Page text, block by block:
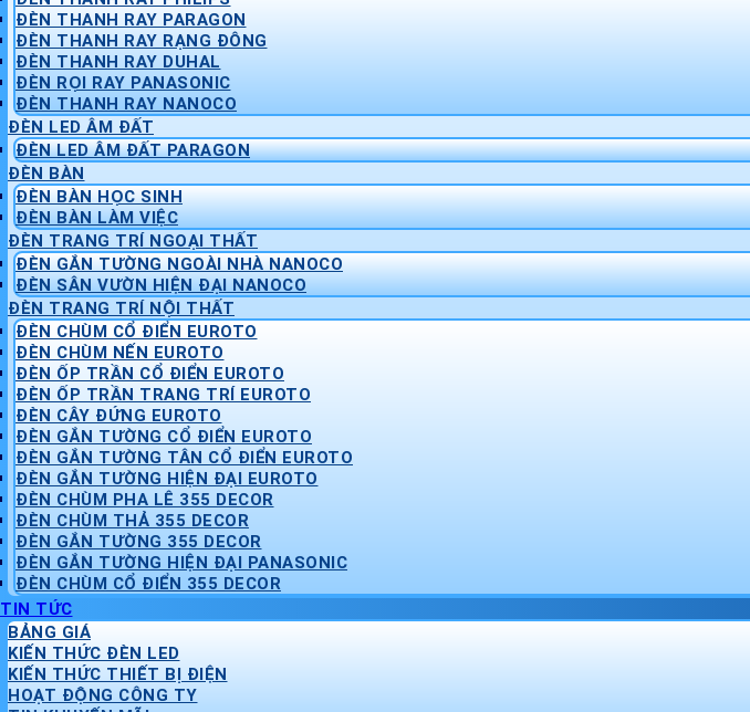
ĐÈN THANH RAY PARAGON
ĐÈN THANH RAY RẠNG ĐÔNG
ĐÈN THANH RAY DUHAL
ĐÈN RỌI RAY PANASONIC
ĐÈN THANH RAY NANOCO
ĐÈN LED ÂM ĐẤT
ĐÈN LED ÂM ĐẤT PARAGON
ĐÈN BÀN
ĐÈN BÀN HỌC SINH
ĐÈN BÀN LÀM VIỆC
ĐÈN TRANG TRÍ NGOẠI THẤT
ĐÈN GẮN TƯỜNG NGOÀI NHÀ NANOCO
ĐÈN SÂN VƯỜN HIỆN ĐẠI NANOCO
ĐÈN TRANG TRÍ NỘI THẤT
ĐÈN CHÙM CỔ ĐIỂN EUROTO
ĐÈN CHÙM NẾN EUROTO
ĐÈN ỐP TRẦN CỔ ĐIỂN EUROTO
ĐÈN ỐP TRẦN TRANG TRÍ EUROTO
ĐÈN CÂY ĐỨNG EUROTO
ĐÈN GẮN TƯỜNG CỔ ĐIỂN EUROTO
ĐÈN GẮN TƯỜNG TÂN CỔ ĐIỂN EUROTO
ĐÈN GẮN TƯỜNG HIỆN ĐẠI EUROTO
ĐÈN CHÙM PHA LÊ 355 DECOR
ĐÈN CHÙM THẢ 355 DECOR
ĐÈN GẮN TƯỜNG 355 DECOR
ĐÈN GẮN TƯỜNG HIỆN ĐẠI PANASONIC
ĐÈN CHÙM CỔ ĐIỂN 355 DECOR
TIN TỨC
BẢNG GIÁ
KIẾN THỨC ĐÈN LED
KIẾN THỨC THIẾT BỊ ĐIỆN
HOẠT ĐỘNG CÔNG TY